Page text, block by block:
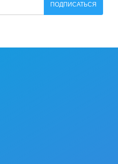
ПОДПИСАТЬСЯ